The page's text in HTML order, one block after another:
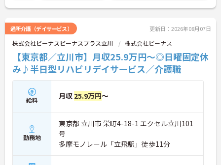
通所介護（デイサービス） 更新日：2026年08月07日
株式会社ビーナスビーナスプラス立川 株式会社ビーナス
【東京都／立川市】月収25.9万円～◎日曜固定休
み♪半日型リハビリデイサービス／介護職
給料 月収 25.9万円～
勤務地
東京都 立川市 栄町4-18-1 エクセル立川101
号
多摩モノレール「立飛駅」徒歩11分